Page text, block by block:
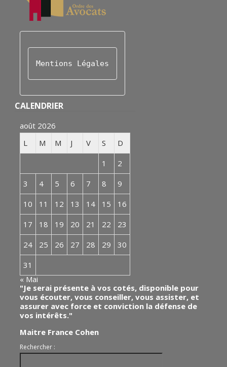
Mentions Légales
CALENDRIER
août 2026
L
M M J V S
D
1
2
3
4 5 6 7 8
9
10
11 12 13 14 15
16
17
18 19 20 21 22
23
24
25 26 27 28 29
30
31
« Mai
"Je serai présente à vos cotés, disponible pour
vous écouter, vous conseiller, vous assister, et
assurer avec force et conviction la défense de
vos intérêts."
Maitre France Cohen
Rechercher :